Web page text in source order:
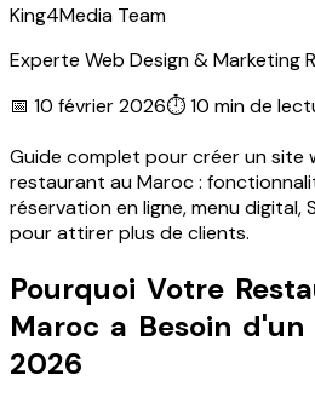
King4Media Team
Experte Web Design & Marketing
📅 10 février 2026⏱10 min de
Guide complet pour créer un site
restaurant au Maroc :
réservation en ligne, menu digital,
pour attirer plus de clients.
Pourquoi Votre
Maroc a Besoin d'un
2026